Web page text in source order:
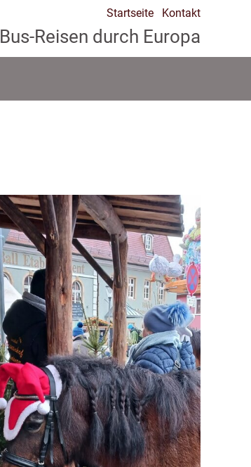
Startseite Kontakt
Bus-Reisen durch Europa